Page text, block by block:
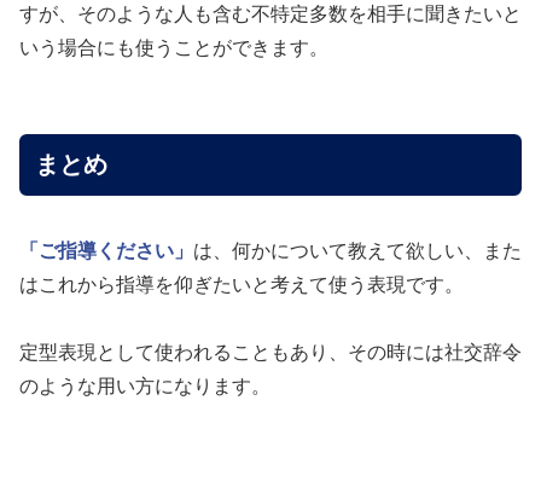
すが、そのような人も含む不特定多数を相手に聞きたいと
いう場合にも使うことができます。
まとめ
「ご指導ください」 は、何かについて教えて欲しい、また
はこれから指導を仰ぎたいと考えて使う表現です。
定型表現として使われることもあり、その時には社交辞令
のような用い方になります。